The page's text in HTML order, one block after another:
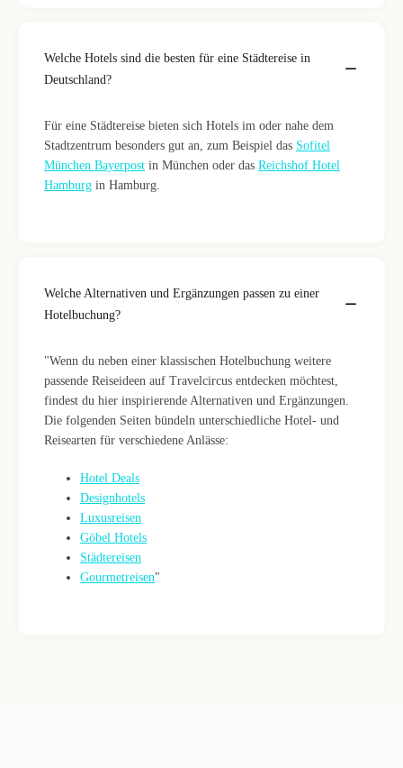
Welche Hotels sind die besten für eine Städtereise in
Deutschland?
Für eine Städtereise bieten sich Hotels im oder nahe dem
Stadtzentrum besonders gut an, zum Beispiel das Sofitel
München Bayerpost in München oder das Reichshof Hotel
Hamburg in Hamburg.
Welche Alternativen und Ergänzungen passen zu einer
Hotelbuchung?
"Wenn du neben einer klassischen Hotelbuchung weitere
passende Reiseideen auf Travelcircus entdecken möchtest,
findest du hier inspirierende Alternativen und Ergänzungen.
Die folgenden Seiten bündeln unterschiedliche Hotel- und
Reisearten für verschiedene Anlässe:
Hotel Deals
Designhotels
Luxusreisen
Göbel Hotels
Städtereisen
Gourmetreisen"